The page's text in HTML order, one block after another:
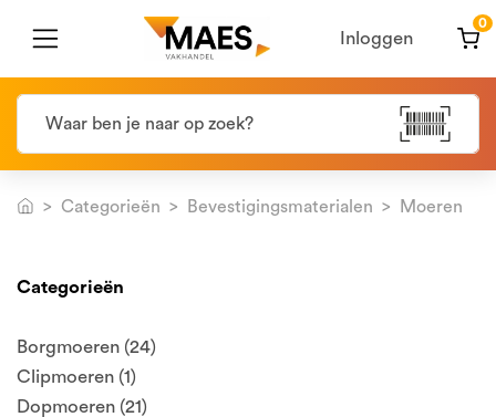
Inloggen
0
Categorieën Bevestigingsmaterialen Moeren
Categorieën
Borgmoeren (24)
Clipmoeren (1)
Dopmoeren (21)